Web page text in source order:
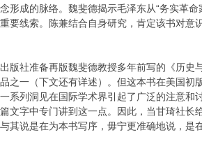
成的脉络。魏斐德揭示毛泽东从“务实革
要线索。陈兼结合自身研究，肯定该书对
版社准备再版魏斐德教授多年前写的《历
之一（下文还有详述）。但这本书在美国
系列洞见在国际学术界引起了广泛的注意
文字中专门讲到这一点。因此，当甘琦社长
其说是在为本书写序，毋宁更准确地说，是